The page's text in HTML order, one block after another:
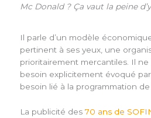
Mc Donald ? Ça vaut la peine
Il parle d’un modèle
pertinent à ses yeux, une
prioritairement mercantiles. Il
besoin explicitement évoqué
besoin lié à la programmation de
La publicité des70 ans de